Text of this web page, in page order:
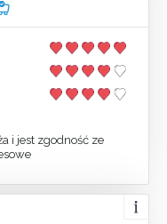
i jest zgodność ze